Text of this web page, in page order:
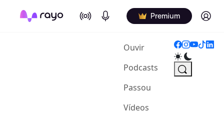
On Air Podcasts Premium Log in
Ouvir(current)
Podcasts
Passou
Vídeos